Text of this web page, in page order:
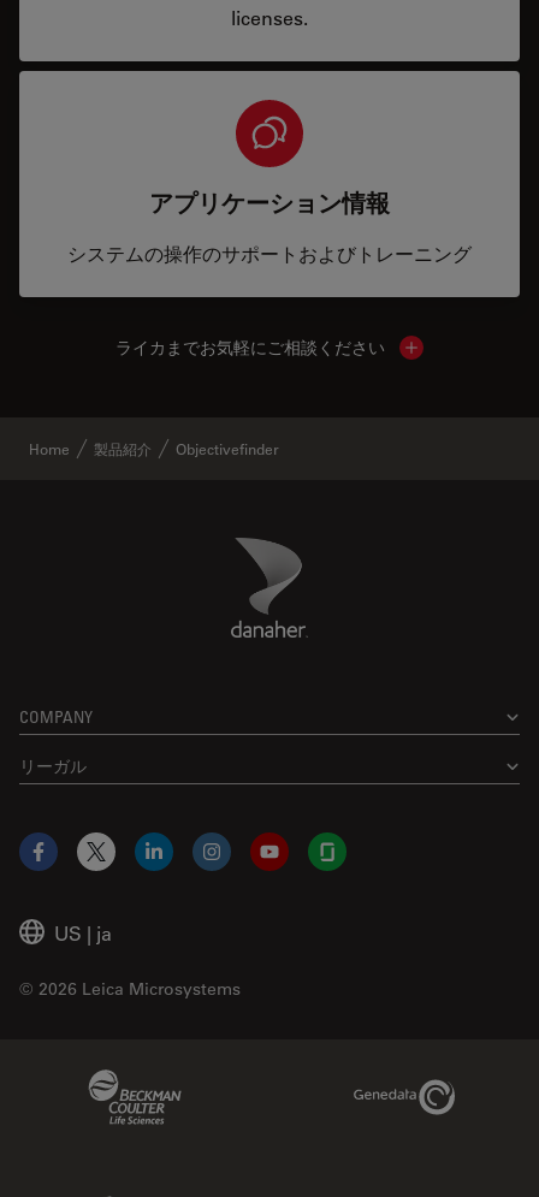
licenses.
アプリケーション情報
システムの操作のサポートおよびトレーニング
ライカまでお気軽にご相談ください Show local
Home 製品紹介 Objectivefinder
Danaher Logo
COMPANY
リーガル
US | ja
© 2026 Leica Microsystems
Facebook
X LinkedInInstagramYouTubeGlassdoor
Genedata Link